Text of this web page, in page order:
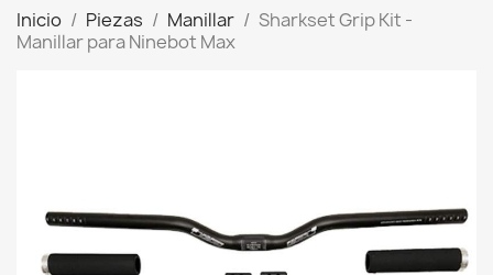
Inicio Piezas Manillar
Sharkset Grip Kit -
Manillar para Ninebot Max